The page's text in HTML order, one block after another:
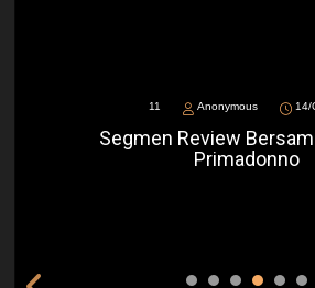
11 Anonymous 14/
Segmen Review
Primadonno